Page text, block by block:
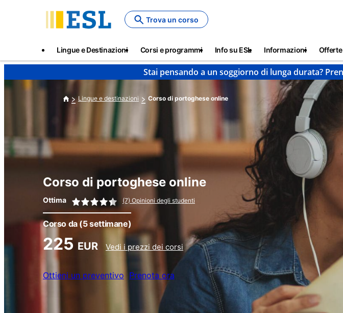
Trova un corso
Lingue e Destinazioni Corsi e programmi Info su ESL Informazioni
Stai pensando a un soggiorno di lunga durata?
Lingue e destinazioni Corso di portoghese online
Corso di portoghese online
Ottima (7) Opinioni degli studenti
Corso da (5 settimane)
225EUR Vedi i prezzi dei corsi
Ottieni un preventivo Prenota ora